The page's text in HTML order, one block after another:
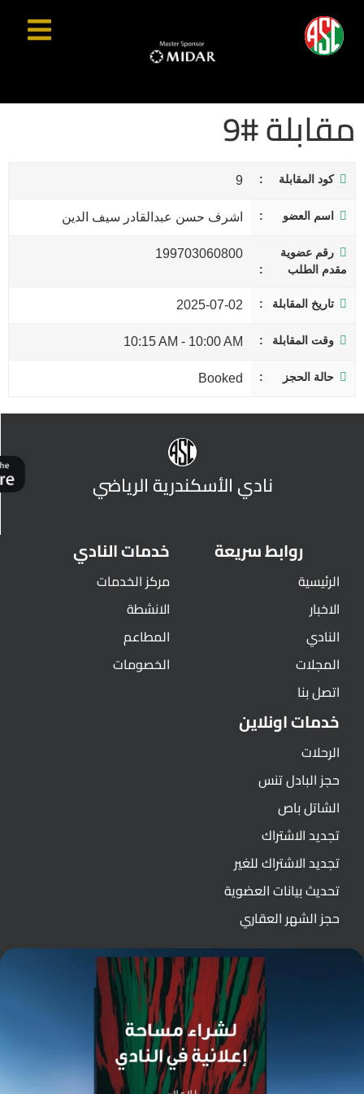
مقابلة #9
كود المقابلة 9
اسم العضو اشرف حسن عبدالقادر سيف الدين
رقم عضوية
مقدم الطلب
199703060800
تاريخ المقابلة 2025-07-02
وقت المقابلة 10:00 AM
-
10:15 AM
حالة الحجز Booked
نادي الأسكندرية الرياضي
روابط سريعة
الرئيسية
الاخبار
النادي
المجلات
اتصل بنا
خدمات النادي
مركز الخدمات
الانشطة
المطاعم
الخصومات
خدمات اونلاين
الرحلات
حجز البادل تنس
الشاتل باص
تجديد الاشتراك
تجديد الاشتراك للغير
تحديث بيانات العضوية
حجز الشهر العقاري